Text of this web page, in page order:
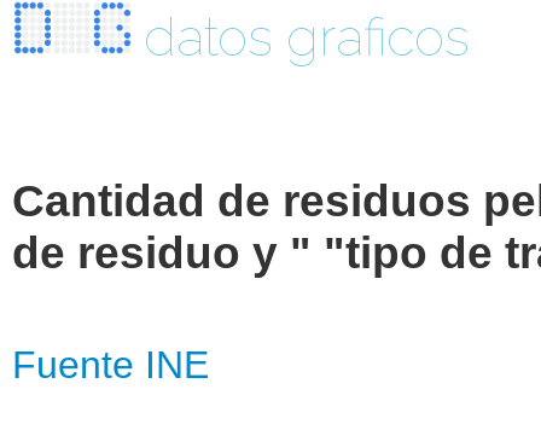
datos graficos
Cantidad de residuos
de residuo y " "tipo de
Fuente INE